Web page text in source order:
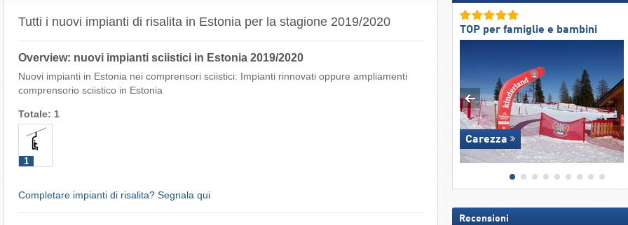
Tutti i nuovi impianti di risalita in Estonia per la stagione 2019/2020
Overview: nuovi impianti sciistici in Estonia 2019/2020
Nuovi impianti in Estonia nei comprensori sciistici: Impianti rinnovati oppure ampliamenti
comprensorio sciistico in Estonia
Totale: 1
1
Completare impianti di risalita? Segnala qui
TOP per famiglie e bambini
Carezza
Recensioni